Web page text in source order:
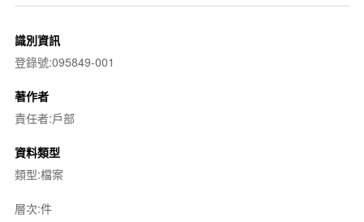
識別資訊
登錄號:095849-001
著作者
責任者:戶部
資料類型
類型:檔案
層次:件